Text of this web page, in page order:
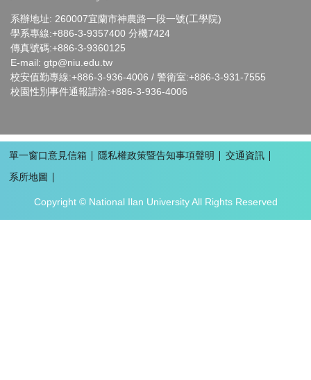
系辦地址: 260007宜蘭市神農路一段一號(工學院)
學系專線:+886-3-9357400 分機7424
傳真號碼:+886-3-9360125
E-mail: gtp@niu.edu.tw
校安值勤專線:+886-3-936-4006 / 警衛室:+886-3-931-7555
校園性別事件通報請洽:+886-3-936-4006
單一窗口意見信箱 隱私權政策暨告知事項聲明
交通資訊
系所地圖
Copyright © National Ilan University All Rights Reserved